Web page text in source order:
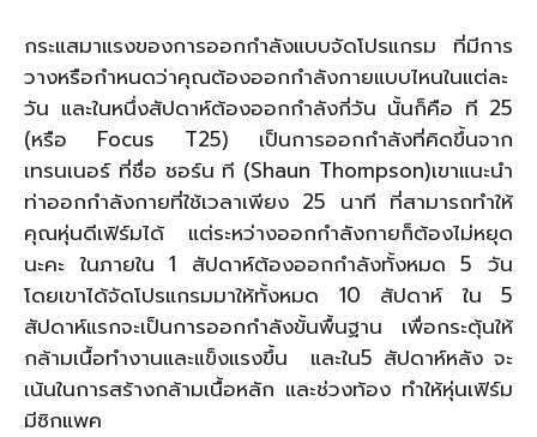
กระแสมาแรงของการออกกำลังแบบจัดโปรแกรม ที่มีการ
วางหรือกำหนดว่าคุณต้องออกกำลังกายแบบไหนในแต่ละ
วัน และในหนึ่งสัปดาห์ต้องออกกำลังกี่วัน นั้นก็คือ ที 25
(หรือ Focus T25) เป็นการออกกำลังที่คิดขึ้นจาก
เทรนเนอร์ ที่ชื่อ ชอร์น ที (Shaun Thompson)เขาแนะนำ
ท่าออกกำลังกายที่ใช้เวลาเพียง 25 นาที ที่สามารถทำให้
คุณหุ่นดีเฟิร์มได้ แต่ระหว่างออกกำลังกายก็ต้องไม่หยุด
นะคะ ในภายใน 1 สัปดาห์ต้องออกกำลังทั้งหมด 5 วัน
โดยเขาได้จัดโปรแกรมมาให้ทั้งหมด 10 สัปดาห์ ใน 5
สัปดาห์แรกจะเป็นการออกกำลังขั้นพื้นฐาน เพื่อกระตุ้นให้
กล้ามเนื้อทำงานและแข็งแรงขึ้น และใน5 สัปดาห์หลัง จะ
เน้นในการสร้างกล้ามเนื้อหลัก และช่วงท้อง ทำให้หุ่นเฟิร์ม
มีซิกแพค